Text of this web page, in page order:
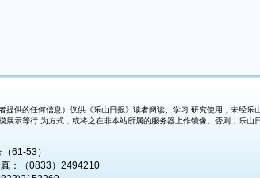
供的任何信息）仅供《乐山日报》读者阅读、学习 研究使用，未经乐
示等行 为方式，或将之在非本站所属的服务器上作镜像。否则，乐山
61-53）
：（0833）2494210